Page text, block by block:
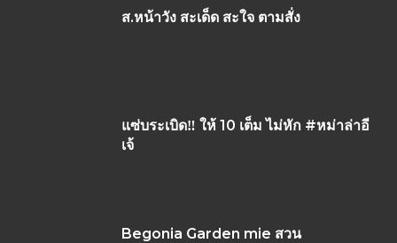
ส.หน้าวัง สะเด็ด สะใจ ตามสั่ง
แซ่บระเบิด‼ ให้ 10 เต็ม ไม่หัก #หม่าล่าอี
เจ้
Begonia Garden mie สวน